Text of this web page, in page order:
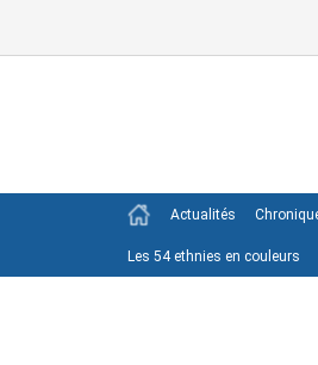
Actualités
Les 54 ethnies en couleurs